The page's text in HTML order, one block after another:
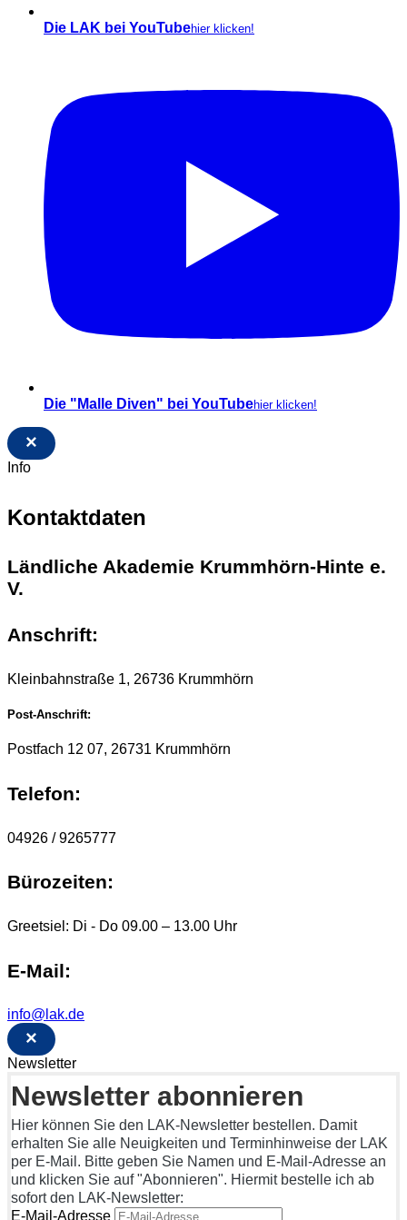
Die LAK bei YouTubehier klicken!
Die "Malle Diven" bei YouTubehier klicken!
×
Info
Kontaktdaten
Ländliche Akademie Krummhörn-Hinte e.
V.
Anschrift:
Kleinbahnstraße 1, 26736 Krummhörn
Post-Anschrift:
Postfach 12 07, 26731 Krummhörn
Telefon:
04926 / 9265777
Bürozeiten:
Greetsiel: Di - Do 09.00 – 13.00 Uhr
E-Mail:
info@lak.de
×
Newsletter
Newsletter abonnieren
Hier können Sie den LAK-Newsletter bestellen. Damit
erhalten Sie alle Neuigkeiten und Terminhinweise der LAK
per E-Mail. Bitte geben Sie Namen und E-Mail-Adresse an
und klicken Sie auf "Abonnieren". Hiermit bestelle ich ab
sofort den LAK-Newsletter:
E-Mail-Adresse